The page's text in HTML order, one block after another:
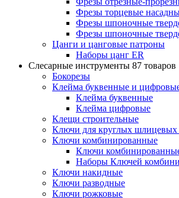
Фрезы торцевые
Фрезы шпоночные
Фрезы шпоночные
Цанги и цанговые патроны
Наборы цанг ER
Слесарные инструменты 87 товаров
Бокорезы
Клейма буквенные и
Клейма буквенные
Клейма цифровые
Клещи строительные
Ключи для круглых шлицевых
Ключи комбинированные
Ключи
Наборы Ключей
Ключи накидные
Ключи разводные
Ключи рожковые